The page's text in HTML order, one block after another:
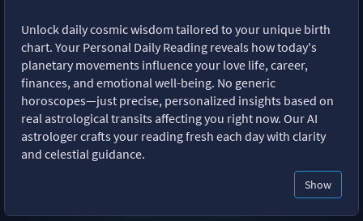
Unlock daily cosmic wisdom tailored to your unique birth
chart. Your Personal Daily Reading reveals how today's
planetary movements influence your love life, career,
finances, and emotional well-being. No generic
horoscopes—just precise, personalized insights based on
real astrological transits affecting you right now. Our AI
astrologer crafts your reading fresh each day with clarity
and celestial guidance.
Show